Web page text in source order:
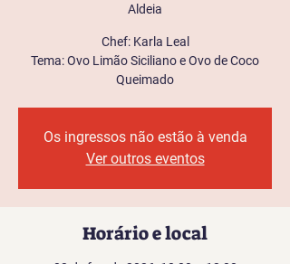
Aldeia
Chef: Karla Leal
Tema: Ovo Limão Siciliano e Ovo de Coco
Queimado
Os ingressos não estão à venda
Ver outros eventos
Horário e local